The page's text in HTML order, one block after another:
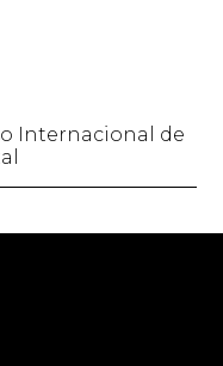
Internacional de